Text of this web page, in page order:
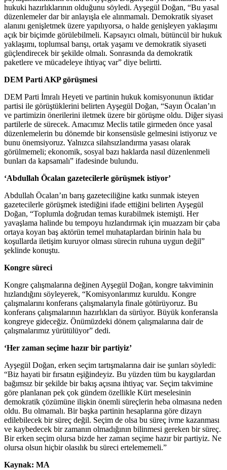
hukuki hazırlıklarının olduğunu söyledi. Ayşegül Doğan, “Bu yasal
düzenlemeler dar bir anlayışla ele alınmamalı. Demokratik siyaset
alanını genişletmek üzere yapılıyorsa, o halde genişleyen yaklaşımı
açık bir biçimde görülebilmeli. Kapsayıcı olmalı, bütüncül bir hukuk
yaklaşımı, toplumsal barışı, ortak yaşamı ve demokratik siyaseti
güçlendirecek bir şekilde olmalı. Sonrasında da demokratik
paketlere ve mücadeleye ihtiyaç var” diye belirtti.
DEM Parti AKP görüşmesi
DEM Parti İmralı Heyeti ve partinin hukuk komisyonunun iktidar
partisi ile görüştüklerini belirten Ayşegül Doğan, “Sayın Öcalan’ın
ve partimizin önerilerini iletmek üzere bir görüşme oldu. Diğer siyasi
partilerle de sürecek. Amacımız Meclis tatile girmeden önce yasal
düzenlemelerin bu dönemde bir konsensüsle gelmesini istiyoruz ve
bunu önemsiyoruz. Yalnızca silahsızlandırma yasası olarak
görülmemeli; ekonomik, sosyal bazı haklarda nasıl düzenlenmeli
bunları da kapsamalı” ifadesinde bulundu.
‘Abdullah Öcalan gazetecilerle görüşmek istiyor’
Abdullah Öcalan’ın barış gazeteciliğine katkı sunmak isteyen
gazetecilerle görüşmek istediğini ifade ettiğini belirten Ayşegül
Doğan, “Toplumla doğrudan temas kurabilmek istemişti. Her
yavaşlama halinde bu tempoyu hızlandırmak için muazzam bir çaba
ortaya koyan baş aktörün temel muhataplardan birinin hala bu
koşullarda iletişim kuruyor olması sürecin ruhuna uygun değil”
şeklinde konuştu.
Kongre süreci
Kongre çalışmalarına değinen Ayşegül Doğan, kongre takviminin
hızlandığını söyleyerek, “Komisyonlarımız kuruldu. Kongre
çalışmalarını konferans çalışmalarıyla finale götürüyoruz. Bu
konferans çalışmalarının hazırlıkları da sürüyor. Büyük konferansla
kongreye gideceğiz. Önümüzdeki dönem çalışmalarına dair de
çalışmalarımız yürütülüyor” dedi.
‘Her zaman seçime hazır bir partiyiz’
Ayşegül Doğan, erken seçim tartışmalarına dair ise şunları söyledi:
“Biz hayati bir fırsatın eşiğindeyiz. Bu yüzden tüm bu kaygılardan
bağımsız bir şekilde bir bakış açısına ihtiyaç var. Seçim takvimine
göre planlanan pek çok gündem özellikle Kürt meselesinin
demokratik çözümüne ilişkin önemli süreçlerin heba olmasına neden
oldu. Bu olmamalı. Bir başka partinin hesaplarına göre dizayn
edilebilecek bir süreç değil. Seçim de olsa bu süreç ivme kazanması
ve kaybedecek bir zamanın olmadığının bilinmesi gereken bir süreç.
Bir erken seçim olursa bizde her zaman seçime hazır bir partiyiz. Ne
olursa olsun hiçbir olasılık bu süreci ertelememeli.”
Kaynak: MA